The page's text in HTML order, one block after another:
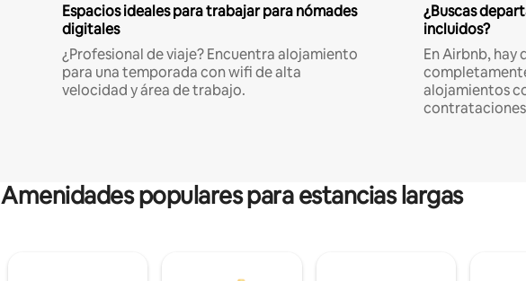
Espacios ideales para trabajar para nómades
digitales
¿Profesional de viaje? Encuentra alojamiento
para una temporada con wifi de alta
velocidad y área de trabajo.
¿Buscas
incluidos?
En Airbnb,
alojamientos
Amenidades populares para estancias largas